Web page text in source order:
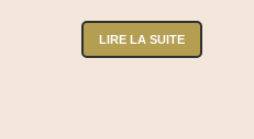
LIRE LA SUITE